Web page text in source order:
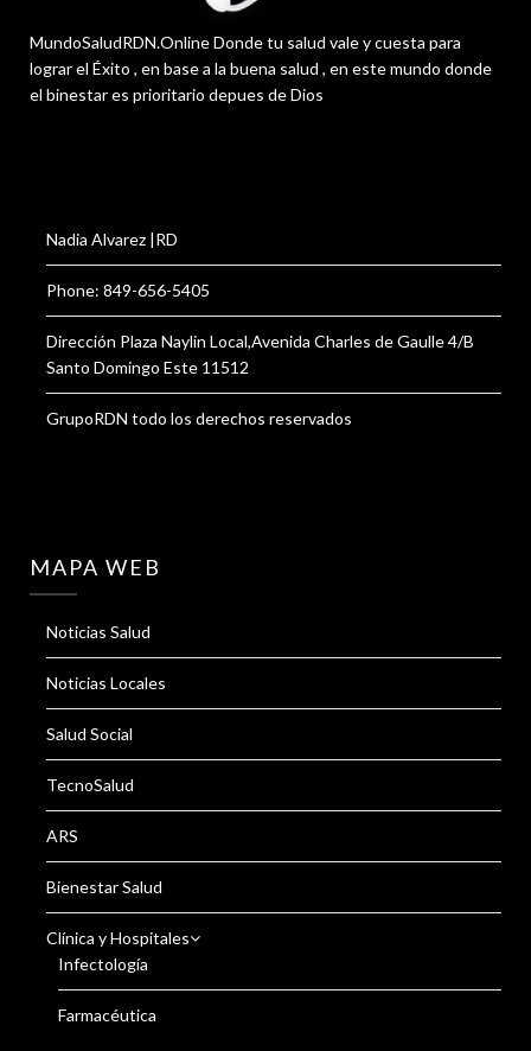
MundoSaludRDN.Online Donde tu salud vale y cuesta para
lograr el Éxito , en base a la buena salud , en este mundo donde
el binestar es prioritario depues de Dios
Nadia Alvarez |RD
Phone: 849-656-5405
Dirección Plaza Naylin Local,Avenida Charles de Gaulle 4/B
Santo Domingo Este 11512
GrupoRDN todo los derechos reservados
MAPA WEB
Noticias Salud
Noticias Locales
Salud Social
TecnoSalud
ARS
Bienestar Salud
Clínica y Hospitales
Infectología
Farmacéutica